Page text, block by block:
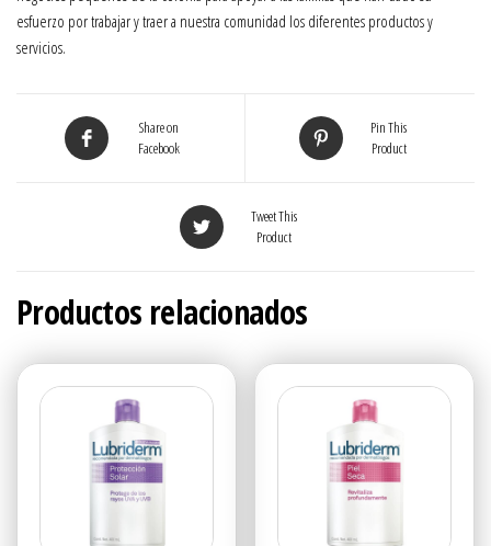
esfuerzo por trabajar y traer a nuestra comunidad los diferentes productos y
servicios.
Share on
Facebook
Pin This
Product
Tweet This
Product
Productos relacionados